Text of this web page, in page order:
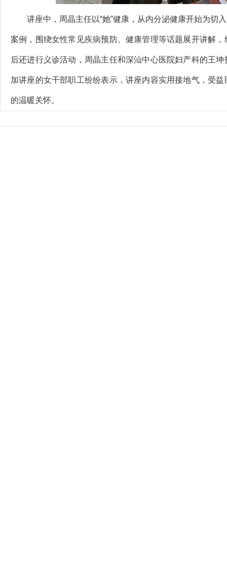
讲座中，周晶主任以“她”健康，从内分泌健康开始为切
案例，围绕女性常见疾病预防、健康管理等话题展开讲解
后还进行义诊活动，周晶主任和深汕中心医院妇产科的王
加讲座的女干部职工纷纷表示，讲座内容实用接地气，受
的温暖关怀。